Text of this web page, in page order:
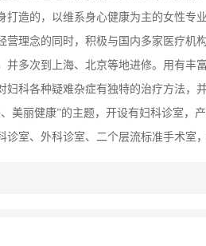
打造的，以维系身心健康为主的女性专
营理念的同时，积极与国内多家医疗机
并多次到上海、北京等地进修。用有丰
妇科各种疑难杂症有独特的治疗方法，
美丽健康”的主题，开设有妇科诊室，
诊室、外科诊室、二个层流标准手术室
芯片检测仪，多功能荧光显微检测仪、